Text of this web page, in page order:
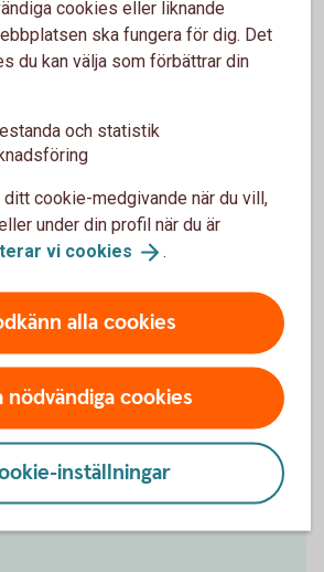
från det datum då ägarbytet
försäkringen av andra anledningar
på huvudförfallodagen.
släp eller en husvagn avslutas
inte automatiskt som för bil
Kontakta oss så hjälper vi dig att
försäkringen av andra anledningar
cookies eller liknande
ska fungera för dig. Det
du kan välja som förbättrar din
och statistik
ditt cookie-medgivande när du vill,
under din profil när du är
vi cookies .
alla cookies
nödvändiga cookies
inställningar